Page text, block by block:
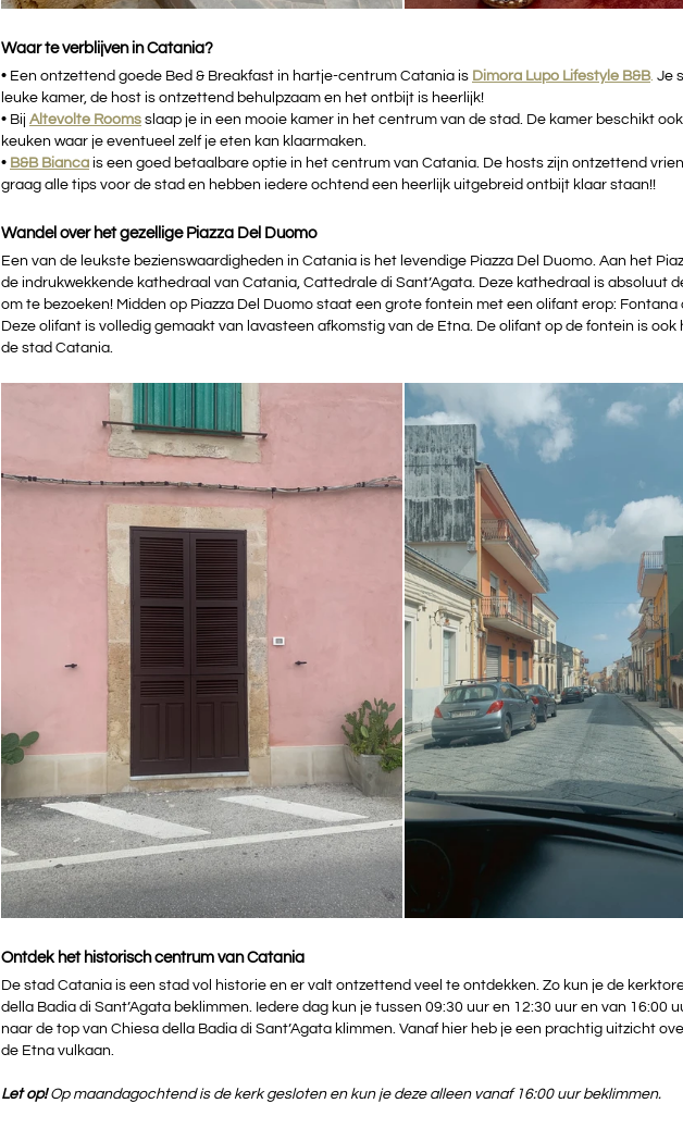
Waar te verblijven in Catania?
• Een ontzettend goede Bed & Breakfast in hartje-centrum Catania is Dimora Lupo Lifestyle B&B. Je
leuke kamer, de host is ontzettend behulpzaam en het ontbijt is heerlijk!
• Bij Altevolte Rooms slaap je in een mooie kamer in het centrum van de stad. De kamer beschikt
keuken waar je eventueel zelf je eten kan klaarmaken.
• B&B Bianca is een goed betaalbare optie in het centrum van Catania. De hosts zijn ontzettend
graag alle tips voor de stad en hebben iedere ochtend een heerlijk uitgebreid ontbijt klaar staan!!
Wandel over het gezellige Piazza Del Duomo
Een van de leukste bezienswaardigheden in Catania is het levendige Piazza Del Duomo. Aan het
de indrukwekkende kathedraal van Catania, Cattedrale di Sant’Agata. Deze kathedraal is absoluut
om te bezoeken! Midden op Piazza Del Duomo staat een grote fontein met een olifant erop: Fontana
Deze olifant is volledig gemaakt van lavasteen afkomstig van de Etna. De olifant op de fontein is ook
de stad Catania.
Ontdek het historisch centrum van Catania
De stad Catania is een stad vol historie en er valt ontzettend veel te ontdekken. Zo kun je de
della Badia di Sant’Agata beklimmen. Iedere dag kun je tussen 09:30 uur en 12:30 uur en van 16:00
naar de top van Chiesa della Badia di Sant’Agata klimmen. Vanaf hier heb je een prachtig uitzicht
de Etna vulkaan.
Let op! Op maandagochtend is de kerk gesloten en kun je deze alleen vanaf 16:00 uur beklimmen.